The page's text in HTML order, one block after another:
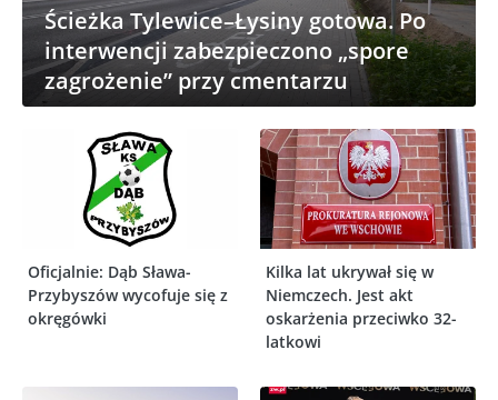
Ścieżka Tylewice–Łysiny gotowa. Po
interwencji zabezpieczono „spore
zagrożenie” przy cmentarzu
Oficjalnie: Dąb Sława-
Przybyszów wycofuje się z
okręgówki
Kilka lat ukrywał się w
Niemczech. Jest akt
oskarżenia przeciwko 32-
latkowi